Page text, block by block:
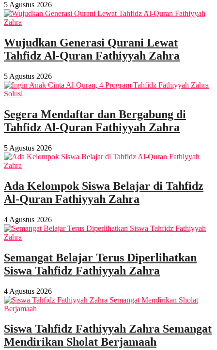
5 Agustus 2026
Wujudkan Generasi Qurani Lewat
Tahfidz Al-Quran Fathiyyah Zahra
5 Agustus 2026
Segera Mendaftar dan Bergabung di
Tahfidz Al-Quran Fathiyyah Zahra
5 Agustus 2026
Ada Kelompok Siswa Belajar di Tahfidz
Al-Quran Fathiyyah Zahra
4 Agustus 2026
Semangat Belajar Terus Diperlihatkan
Siswa Tahfidz Fathiyyah Zahra
4 Agustus 2026
Siswa Tahfidz Fathiyyah Zahra Semangat
Mendirikan Sholat Berjamaah